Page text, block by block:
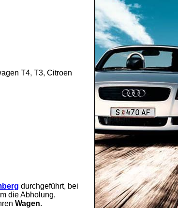
T4, T3, Citroen
durchgeführt, bei
die Abholung,
Wagen.